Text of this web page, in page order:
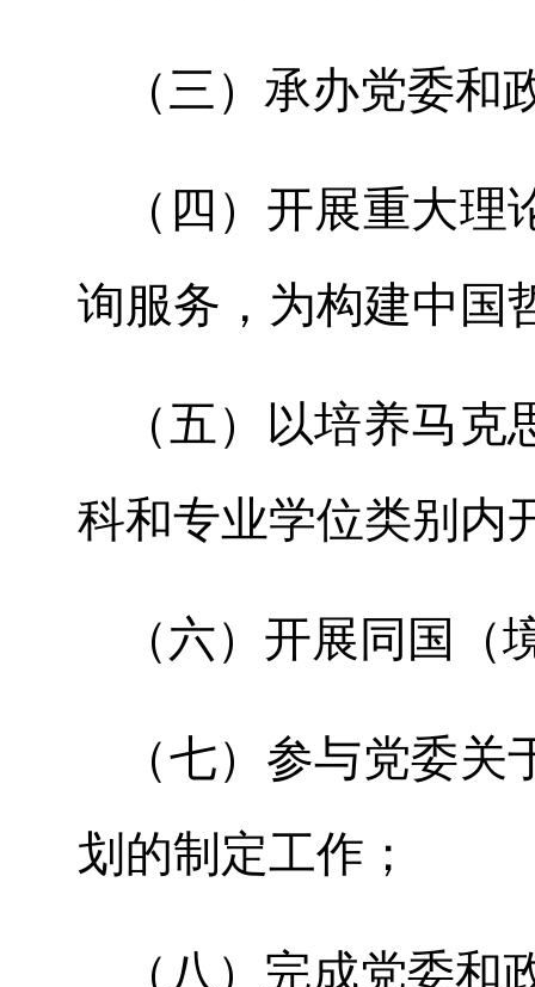
（三）承办党委
（四）开展重大
询服务，为构建中国
（五）以培养马
科和专业学位类别内
（六）开展同国
（七）参与党委
划的制定工作；
（八）完成党委